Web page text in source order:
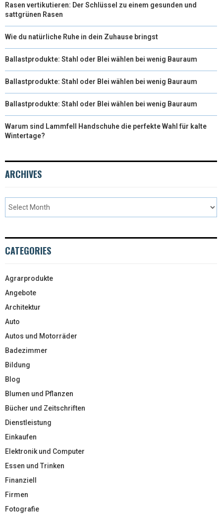
Rasen vertikutieren: Der Schlüssel zu einem gesunden und
sattgrünen Rasen
Wie du natürliche Ruhe in dein Zuhause bringst
Ballastprodukte: Stahl oder Blei wählen bei wenig Bauraum
Ballastprodukte: Stahl oder Blei wählen bei wenig Bauraum
Ballastprodukte: Stahl oder Blei wählen bei wenig Bauraum
Warum sind Lammfell Handschuhe die perfekte Wahl für kalte
Wintertage?
ARCHIVES
CATEGORIES
Agrarprodukte
Angebote
Architektur
Auto
Autos und Motorräder
Badezimmer
Bildung
Blog
Blumen und Pflanzen
Bücher und Zeitschriften
Dienstleistung
Einkaufen
Elektronik und Computer
Essen und Trinken
Finanziell
Firmen
Fotografie